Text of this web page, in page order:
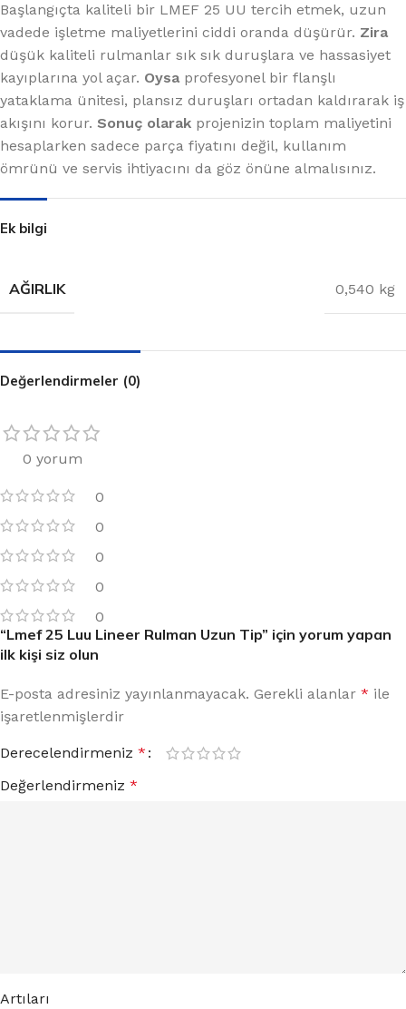
Başlangıçta kaliteli bir LMEF 25 UU tercih etmek, uzun
vadede işletme maliyetlerini ciddi oranda düşürür. Zira
düşük kaliteli rulmanlar sık sık duruşlara ve hassasiyet
kayıplarına yol açar. Oysa profesyonel bir flanşlı
yataklama ünitesi, plansız duruşları ortadan kaldırarak iş
akışını korur. Sonuç olarak projenizin toplam maliyetini
hesaplarken sadece parça fiyatını değil, kullanım
ömrünü ve servis ihtiyacını da göz önüne almalısınız.
Ek bilgi
AĞIRLIK 0,540 kg
Değerlendirmeler (0)
0 yorum
0
0
0
0
0
“Lmef 25 Luu Lineer Rulman Uzun Tip” için yorum yapan
ilk kişi siz olun
E-posta adresiniz yayınlanmayacak. Gerekli alanlar * ile
işaretlenmişlerdir
Derecelendirmeniz *
Değerlendirmeniz *
Artıları